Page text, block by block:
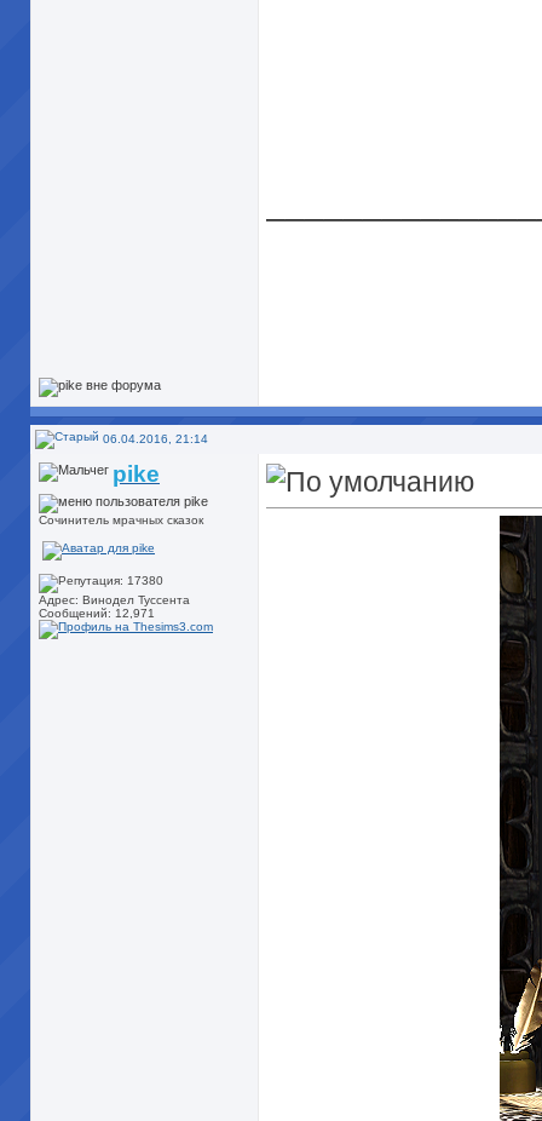
06.04.2016, 21:14
pike
Сочинитель мрачных сказок
Адрес: Винодел Туссента
Сообщений: 12,971